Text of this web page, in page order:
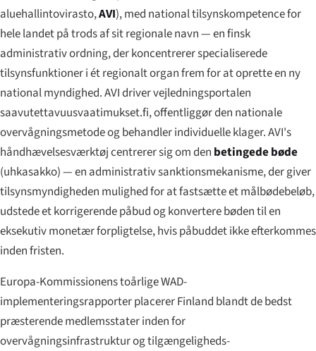
aluehallintovirasto,AVI), med national tilsynskompetence for
hele landet på trods af sit regionale navn — en finsk
administrativ ordning, der koncentrerer specialiserede
tilsynsfunktioner i ét regionalt organ frem for at oprette en ny
national myndighed. AVI driver vejledningsportalen
saavutettavuusvaatimukset.fi, offentliggør den nationale
overvågningsmetode og behandler individuelle klager. AVI's
håndhævelsesværktøj centrerer sig om den betingede bøde
(uhkasakko) — en administrativ sanktionsmekanisme, der giver
tilsynsmyndigheden mulighed for at fastsætte et målbødebeløb,
udstede et korrigerende påbud og konvertere bøden til en
eksekutiv monetær forpligtelse, hvis påbuddet ikke efterkommes
inden fristen.
Europa-Kommissionens toårlige WAD-
implementeringsrapporter placerer Finland blandt de bedst
præsterende medlemsstater inden for
overvågningsinfrastruktur og tilgængeligheds-